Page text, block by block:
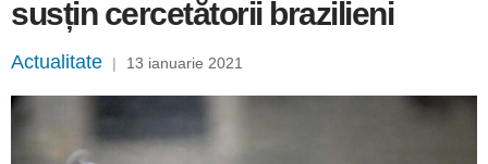
susțin cercetătorii brazilieni
Actualitate | 13 ianuarie 2021